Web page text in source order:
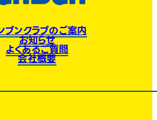
ブンクラブのご案内
お知らせ
よくあるご質問
会社概要